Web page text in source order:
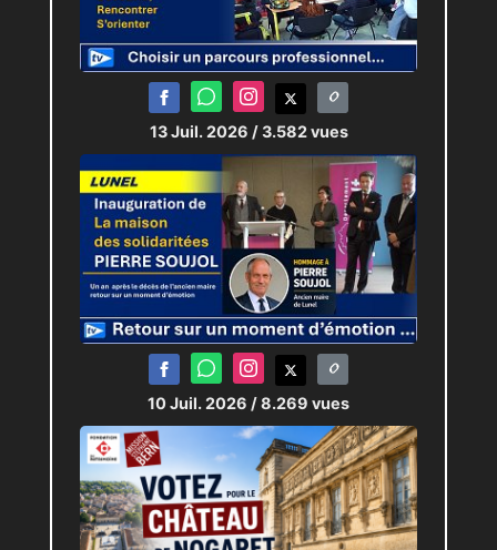
Marsillargues et du territoire.
JRI :Claudia PITRONACI
13 Juil. 2026 / 3.582 vues
10 Juil. 2026 / 8.269 vues